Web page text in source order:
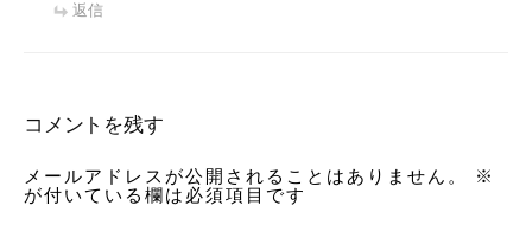
返信
コメントを残す
メールアドレスが公開されることはありません。
※
が付いている欄は必須項目です